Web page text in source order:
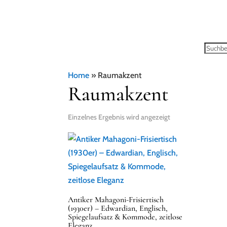
Home » Raumakzent
Raumakzent
Einzelnes Ergebnis wird angezeigt
Antiker Mahagoni-Frisiertisch
(1930er) – Edwardian, Englisch,
Spiegelaufsatz & Kommode, zeitlose